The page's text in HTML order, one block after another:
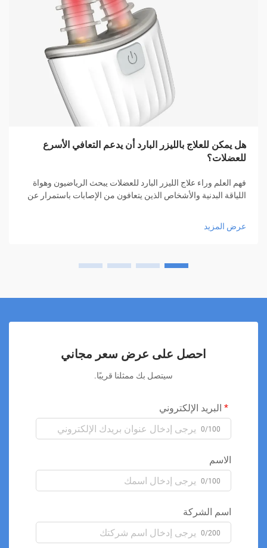
هل يمكن للعلاج بالليزر البارد أن يدعم التعافي الأسرع
للعضلات؟
فهم العلم وراء علاج الليزر البارد للعضلات يبحث الرياضيون وهواة
اللياقة البدنية والأشخاص الذين يتعافون من الإصابات باستمرار عن
الشفاء الطبيعي. يُعرف هذا النوع من العلاج أيضًا باسم العلاج بالضوء
الخلايا. يعمل الليزر البارد على مستوى الخلايا من خلال تحفيز
توسيع الأوعية الدموية، مما يعزز تدفق الدم والأكسجين إلى المنطقة
العضلات بعد التمرين، وتقليل وقت التعافي من الإصابات الرياضية،
وتحسين الأداء العام للأنسجة العضلية. نظرًا لكونه علاجًا غير جراحي
وغير مؤلم، يُعد خيارًا جذابًا للعديد من المرضى والمعالجين. مع
العلاج بالليزر البارد في إعادة التأهيل والطب الرياضي.
عرض المزيد
احصل على عرض سعر مجاني
سيتصل بك ممثلنا قريبًا.
البريد الإلكتروني
0/100
الاسم
0/100
اسم الشركة
0/200